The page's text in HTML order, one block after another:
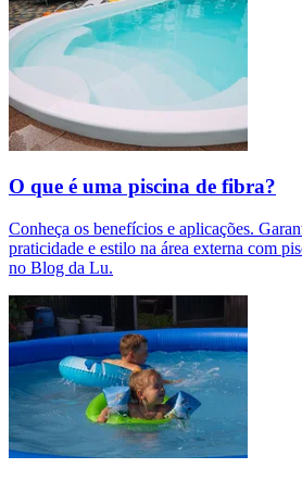
O que é uma piscina de fibra?
Conheça os benefícios e aplicações.
praticidade e estilo na área externa com
no Blog da Lu.